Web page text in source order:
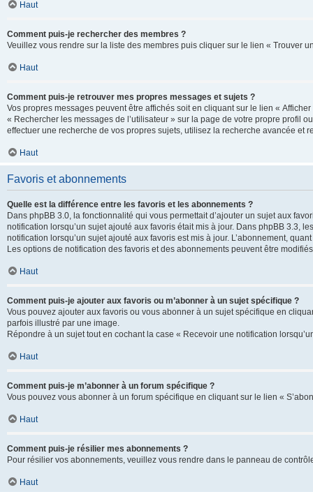
Haut
Comment puis-je rechercher des membres ?
Veuillez vous rendre sur la liste des membres puis cliquer sur le lien « Trouver
Haut
Comment puis-je retrouver mes propres messages et sujets ?
Vos propres messages peuvent être affichés soit en cliquant sur le lien «
« Rechercher les messages de l’utilisateur » sur la page de votre propre profil
effectuer une recherche de vos propres sujets, utilisez la recherche avancée
Haut
Favoris et abonnements
Quelle est la différence entre les favoris et les abonnements ?
Dans phpBB 3.0, la fonctionnalité qui vous permettait d’ajouter un sujet aux
notification lorsqu’un sujet ajouté aux favoris était mis à jour. Dans phpBB 3.3,
notification lorsqu’un sujet ajouté aux favoris est mis à jour. L’abonnement,
Les options de notification des favoris et des abonnements peuvent être
Haut
Comment puis-je ajouter aux favoris ou m’abonner à un sujet spécifique ?
Vous pouvez ajouter aux favoris ou vous abonner à un sujet spécifique en
parfois illustré par une image.
Répondre à un sujet tout en cochant la case « Recevoir une notification
Haut
Comment puis-je m’abonner à un forum spécifique ?
Vous pouvez vous abonner à un forum spécifique en cliquant sur le lien «
Haut
Comment puis-je résilier mes abonnements ?
Pour résilier vos abonnements, veuillez vous rendre dans le panneau de
Haut